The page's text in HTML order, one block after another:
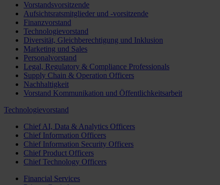
Vorstandsvorsitzende
Aufsichtsratsmitglieder und -vorsitzende
Finanzvorstand
Technologievorstand
Diversität, Gleichberechtigung und Inklusion
Marketing und Sales
Personalvorstand
Legal, Regulatory & Compliance Professionals
Supply Chain & Operation Officers
Nachhaltigkeit
Vorstand Kommunikation und Öffentlichkeitsarbeit
Technologievorstand
Chief AI, Data & Analytics Officers
Chief Information Officers
Chief Information Security Officers
Chief Product Officers
Chief Technology Officers
Financial Services